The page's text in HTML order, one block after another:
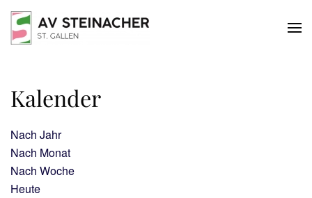
Skip to main content
Kalender
Nach Jahr
Nach Monat
Nach Woche
Heute